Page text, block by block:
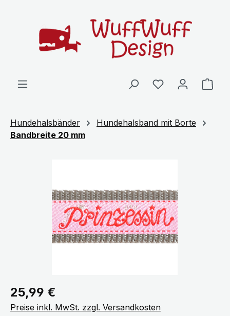
Hundehalsbänder
Hundehalsband mit Borte
Bandbreite 20 mm
Regulärer Preis:
25,99 €
Preise inkl. MwSt. zzgl. Versandkosten